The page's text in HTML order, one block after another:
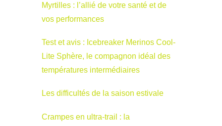
Myrtilles : l’allié de votre santé et de
vos performances
Test et avis : Icebreaker Merinos Cool-
Lite Sphère, le compagnon idéal des
températures intermédiaires
Les difficultés de la saison estivale
Crampes en ultra-trail : la